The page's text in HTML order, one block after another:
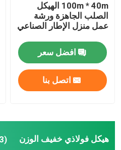
100m * 40m الهيكل
الصلب الجاهزة ورشة
عمل منزل الإطار الصناعي
افضل سعر
اتصل بنا
هيكل فولاذي خفيف الوزن (23)